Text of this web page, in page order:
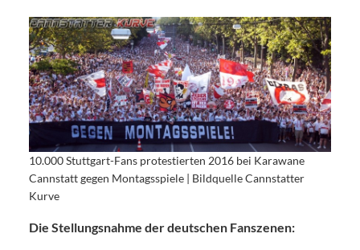
10.000 Stuttgart-Fans protestierten 2016 bei Karawane
Cannstatt gegen Montagsspiele | Bildquelle Cannstatter
Kurve
Die Stellungsnahme der deutschen Fanszenen: